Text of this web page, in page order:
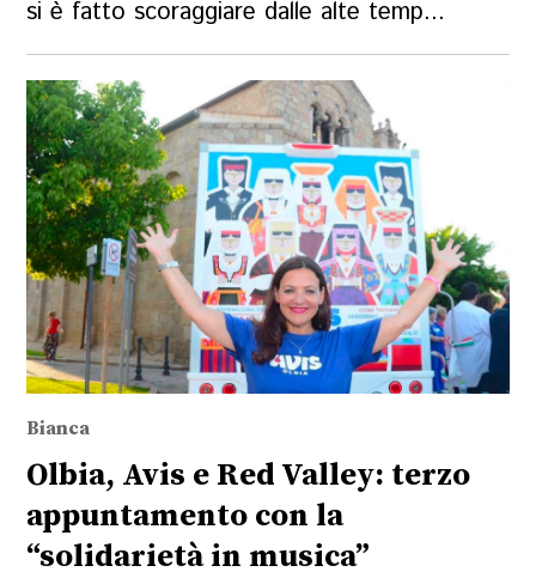
si è fatto scoraggiare dalle alte temp...
Bianca
Olbia, Avis e Red Valley: terzo
appuntamento con la
“solidarietà in musica”